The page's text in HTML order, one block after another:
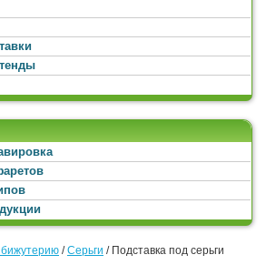
бижутерию /Серьги / Подставка под серьги